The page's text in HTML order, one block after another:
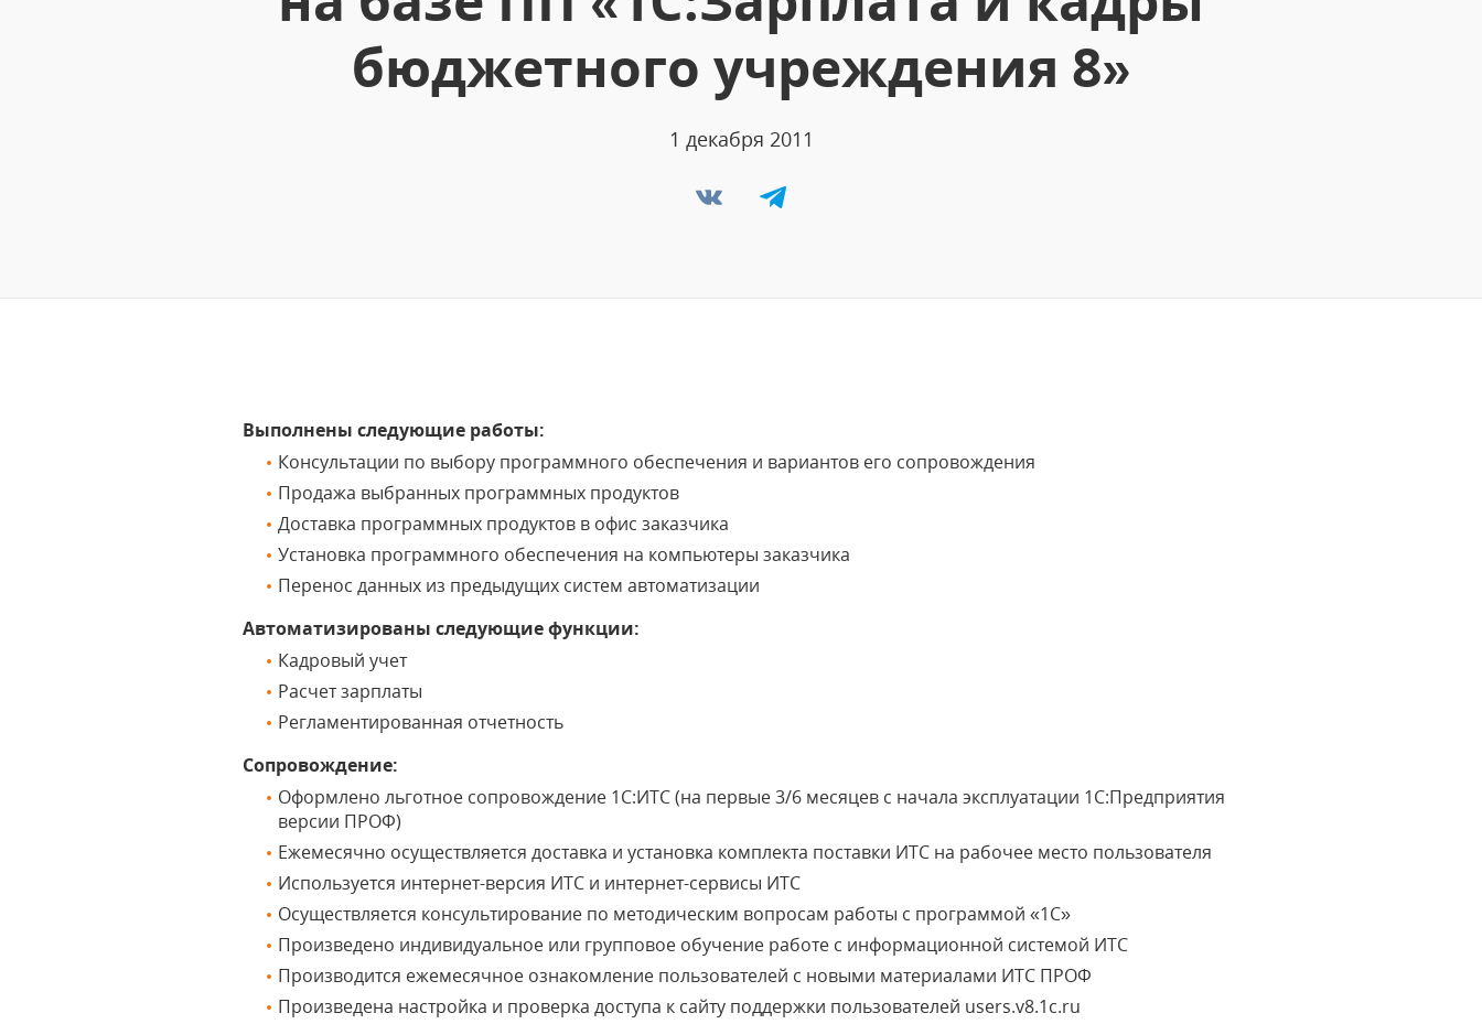
бюджетного учреждения 8»
1 декабря 2011
Выполнены следующие работы:
Консультации по выбору программного обеспечения и вариантов его сопровождения
Продажа выбранных программных продуктов
Доставка программных продуктов в офис заказчика
Установка программного обеспечения на компьютеры заказчика
Перенос данных из предыдущих систем автоматизации
Автоматизированы следующие функции:
Кадровый учет
Расчет зарплаты
Регламентированная отчетность
Сопровождение:
Оформлено льготное сопровождение 1С:ИТС (на первые 3/6 месяцев с начала эксплуатации 1С:Предприятия
версии ПРОФ)
Ежемесячно осуществляется доставка и установка комплекта поставки ИТС на рабочее место пользователя
Используется интернет-версия ИТС и интернет-сервисы ИТС
Осуществляется консультирование по методическим вопросам работы с программой «1С»
Произведено индивидуальное или групповое обучение работе с информационной системой ИТС
Производится ежемесячное ознакомление пользователей с новыми материалами ИТС ПРОФ
Произведена настройка и проверка доступа к сайту поддержки пользователей users.v8.1c.ru